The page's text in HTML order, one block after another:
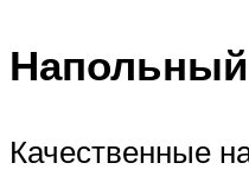
Качественные